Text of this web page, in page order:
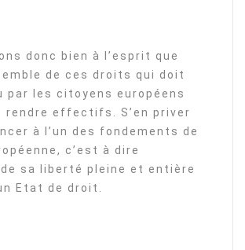
donc bien à l’esprit que
de ces droits qui doit
par les citoyens européens
rendre effectifs. S’en priver
à l’un des fondements de
c’est à dire
de sa liberté pleine et entière
Etat de droit.